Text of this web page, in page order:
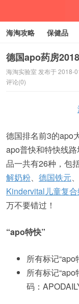
海淘攻略 保健品
代购服务
德国apo药房
海淘实验室 发布于 2018-
评论(0)
德国排名前3的apo
apo普快和特快线
品一共有26种，包
解奶粉、 德国铁元、
Kindervital儿童复
万不要错过！
“apo特快”
所有标记“apo
所有标记
码：